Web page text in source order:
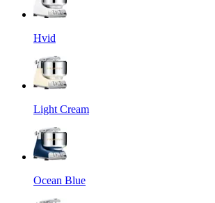
Hvid
Light Cream
Ocean Blue